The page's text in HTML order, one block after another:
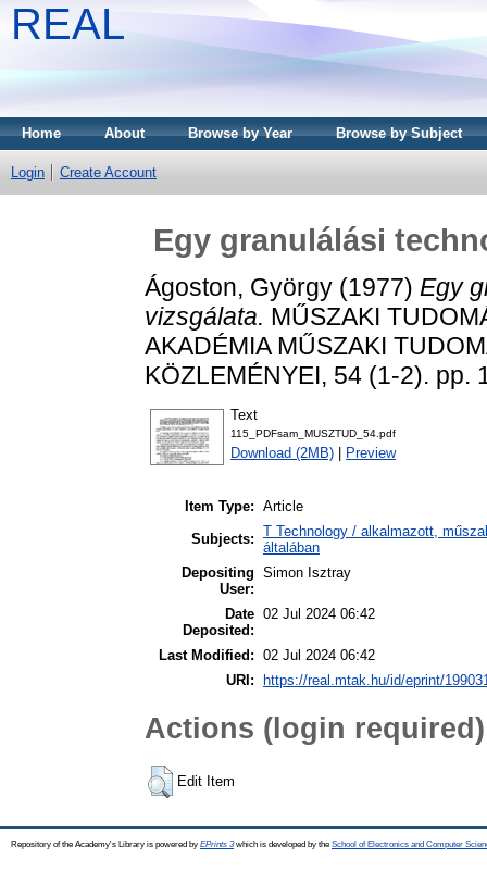
REAL
Home About Browse by Year Browse by Subject
Login Create Account
Egy granulálási
Ágoston, György (1977) Egy
vizsgálata. MŰSZAKI
AKADÉMIA MŰSZAKI
KÖZLEMÉNYEI, 54 (1-2). pp.
Text
115_PDFsam_MUSZTUD_54.pdf
Download (2MB) Preview
Item Type: Article
Subjects: T Technology / alkalmazott,
általában
Depositing
User:
Simon Isztray
Date
Deposited:
02 Jul 2024 06:42
Last Modified: 02 Jul 2024 06:42
URI:
https://real.mtak.hu/id/eprint/
Actions (login required)
Edit Item
Repository of the Academy's Library is powered by EPrints 3which is developed by the School of Electronics and Computer